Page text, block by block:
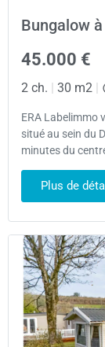
Bungalow
45.000 €
2 ch. | 30 m2 |
ERA Labelimmo
situé au sein du
minutes du
Plus de